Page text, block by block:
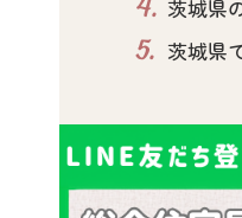
茨城県
5. 茨城県